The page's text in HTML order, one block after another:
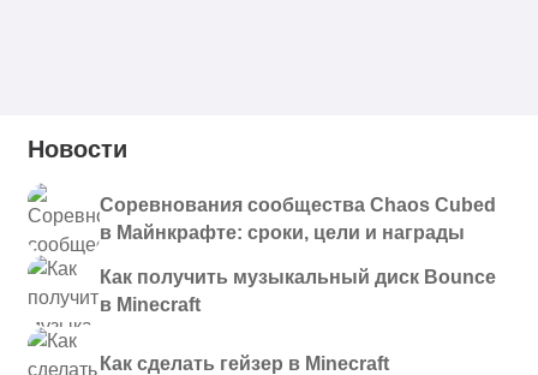
Новости
Соревнования сообщества Chaos Cubed
в Майнкрафте: сроки, цели и награды
Как получить музыкальный диск Bounce
в Minecraft
Как сделать гейзер в Minecraft